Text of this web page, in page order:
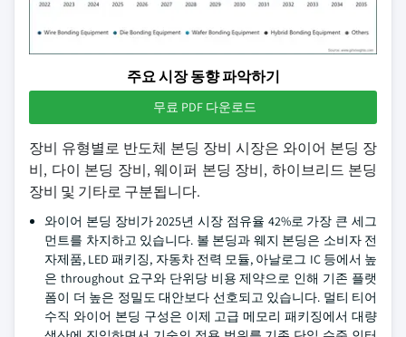
주요 시장 동향 파악하기
무료 PDF 다운로드
장비 유형별로 반도체 본딩 장비 시장은 와이어 본딩 장
비, 다이 본딩 장비, 웨이퍼 본딩 장비, 하이브리드 본딩
장비 및 기타로 구분됩니다.
와이어 본딩 장비가 2025년 시장 점유율 42%로 가장 큰 세그
먼트를 차지하고 있습니다. 볼 본딩과 웨지 본딩은 소비자 전
자제품, LED 패키징, 자동차 전력 모듈, 아날로그 IC 등에서 높
은 throughout 요구와 단위당 비용 제약으로 인해 기존 플랫
폼이 더 높은 정밀도 대안보다 선호되고 있습니다. 멀티 티어
수직 와이어 본딩 구성은 이제 고급 메모리 패키징에서 대량